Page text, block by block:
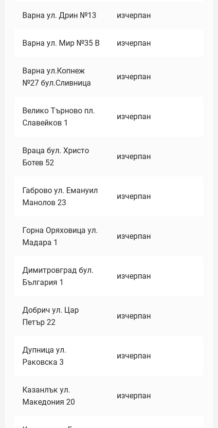
Варна ул. Дрин №13 изчерпан
Варна ул. Мир №35 В изчерпан
Варна ул.Копнеж
№27 бул.Сливница
изчерпан
Велико Търново пл.
Славейков 1
изчерпан
Враца бул. Христо
Ботев 52
изчерпан
Габрово ул. Емануил
Манолов 23
изчерпан
Горна Оряховица ул.
Мадара 1
изчерпан
Димитровград бул.
България 1
изчерпан
Добрич ул. Цар
Петър 22
изчерпан
Дупница ул.
Раковска 3
изчерпан
Казанлък ул.
Македония 20
изчерпан